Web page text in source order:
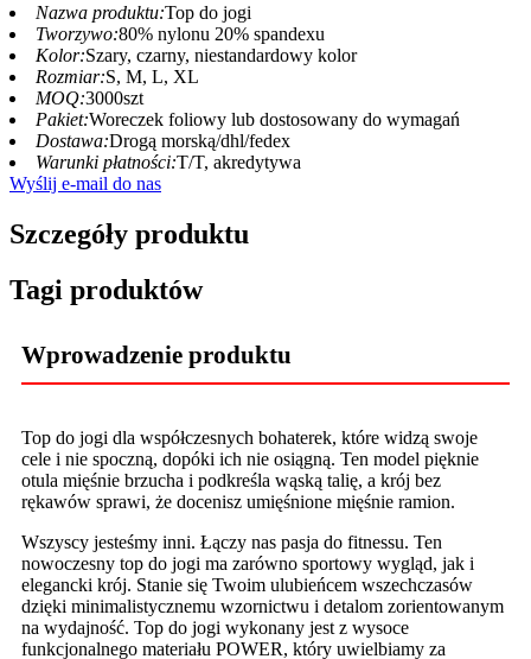
Nazwa produktu:Top do jogi
Tworzywo:80% nylonu 20% spandexu
Kolor:Szary, czarny, niestandardowy kolor
Rozmiar:S, M, L, XL
MOQ:3000szt
Pakiet:Woreczek foliowy lub dostosowany do wymagań
Dostawa:Drogą morską/dhl/fedex
Warunki płatności:T/T, akredytywa
Wyślij e-mail do nas
Szczegóły produktu
Tagi produktów
Wprowadzenie produktu
Top do jogi dla współczesnych bohaterek, które widzą swoje
cele i nie spoczną, dopóki ich nie osiągną. Ten model pięknie
otula mięśnie brzucha i podkreśla wąską talię, a krój bez
rękawów sprawi, że docenisz umięśnione mięśnie ramion.
Wszyscy jesteśmy inni. Łączy nas pasja do fitnessu. Ten
nowoczesny top do jogi ma zarówno sportowy wygląd, jak i
elegancki krój. Stanie się Twoim ulubieńcem wszechczasów
dzięki minimalistycznemu wzornictwu i detalom zorientowanym
na wydajność. Top do jogi wykonany jest z wysoce
funkcjonalnego materiału POWER, który uwielbiamy za